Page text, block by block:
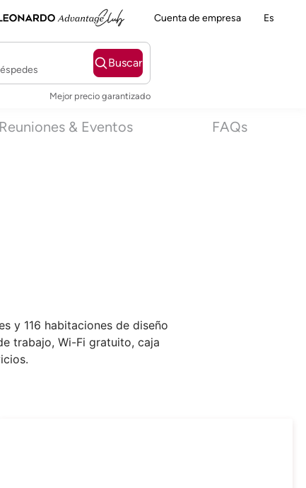
Cuenta de empresa Es
Buscar
Mejor precio garantizado
Reuniones & Eventos FAQs
y 116 habitaciones de diseño
trabajo, Wi-Fi gratuito, caja